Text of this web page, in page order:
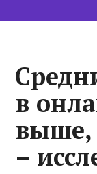
в
выше,
–